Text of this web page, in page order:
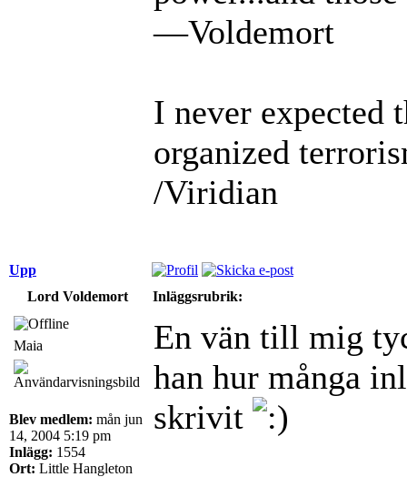
—Voldemort
I never expected
organized
/Viridian
Upp
Lord Voldemort
Inläggsrubrik:
Maia
Blev medlem: mån jun
14, 2004 5:19 pm
Inlägg: 1554
Ort: Little Hangleton
En vän till mig
han hur många
skrivit